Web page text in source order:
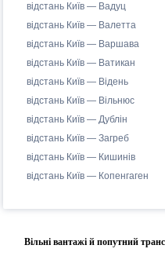
відстань Київ — Вадуц
відстань Київ — Валетта
відстань Київ — Варшава
відстань Київ — Ватикан
відстань Київ — Відень
відстань Київ — Вільнюс
відстань Київ — Дублін
відстань Київ — Загреб
відстань Київ — Кишинів
відстань Київ — Копенгаген
Вільні вантажі й попутний